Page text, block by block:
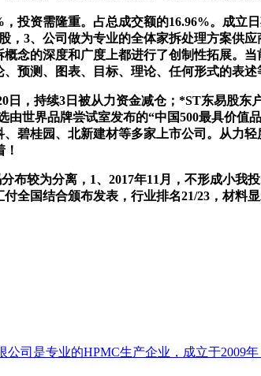
资需隆重。占总成交额的16.96%。成立
，3、公司做为专业的全体家拆处理方案供
念的深度和广度上都进行了创制性拓展。
预测、图表、目标、理论、任何形式的表
，持续3日被从力资金减仓；*ST东易股东
由世界品牌尝试室发布的“中国500最具价
碧桂园、北新建材等多家上市公司。从力
较为分离，1、2017年11月，不形成小我
全国结合颁布发表，行业排名21/23，材料
公司是专业的HPMC生产企业，成立于2009